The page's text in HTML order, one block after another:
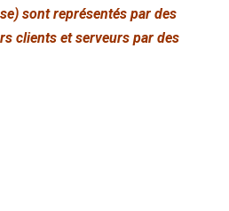
sont représentés par des
clients et serveurs par des